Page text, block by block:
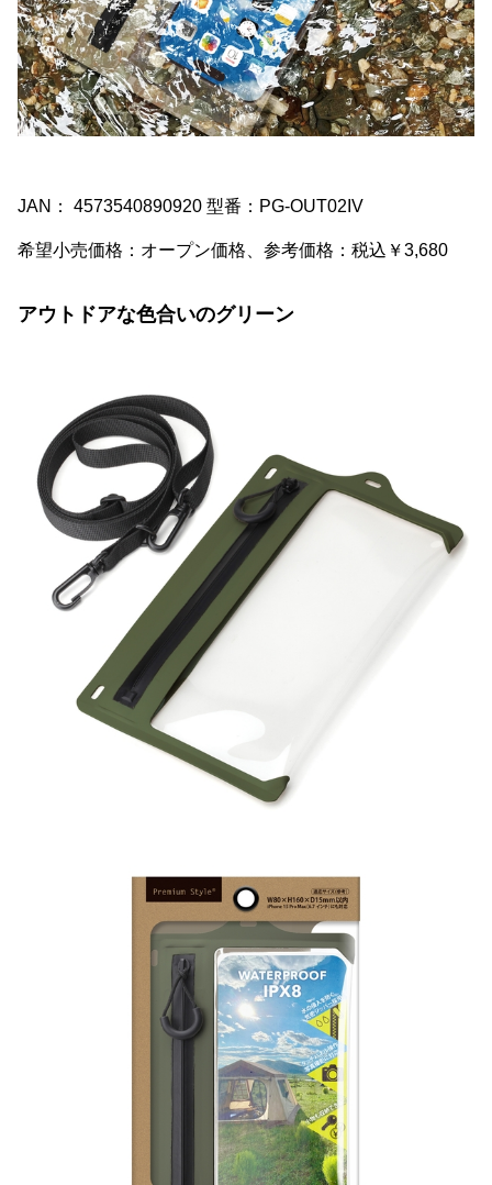
JAN： 4573540890920 型番：PG-OUT02IV
希望小売価格：オープン価格、参考価格：税込￥3,680
アウトドアな色合いのグリーン